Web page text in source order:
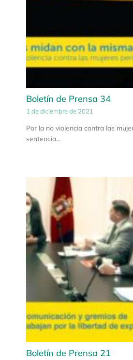
Boletín de Prensa 34
1 de diciembre de 2021
Por la no violencia contra las
sentencia…
Boletín de Prensa 21